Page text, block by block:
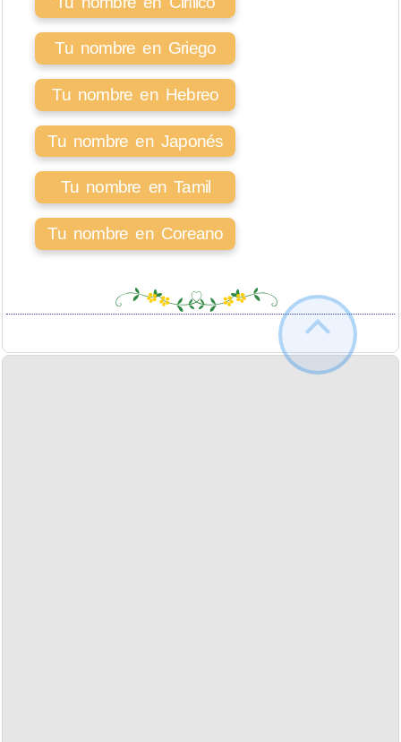
Tu nombre en Griego
Tu nombre en Hebreo
Tu nombre en Japonés
Tu nombre en Tamil
Tu nombre en Coreano